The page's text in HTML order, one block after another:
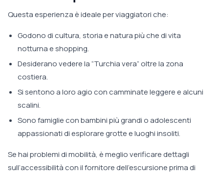
Questa esperienza è ideale per viaggiatori che:
Godono di cultura, storia e natura più che di vita
notturna e shopping.
Desiderano vedere la “Turchia vera” oltre la zona
costiera.
Si sentono a loro agio con camminate leggere e alcuni
scalini.
Sono famiglie con bambini più grandi o adolescenti
appassionati di esplorare grotte e luoghi insoliti.
Se hai problemi di mobilità, è meglio verificare dettagli
sull’accessibilità con il fornitore dell’escursione prima di